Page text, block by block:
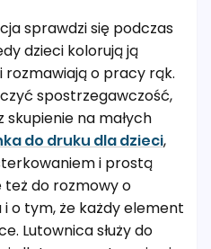
sprawdzi się podczas
dzieci kolorują ją
o pracy rąk.
spostrzegawczość,
skupienie na małych
do druku dla dzieci,
i prostą
też do rozmowy o
o tym, że każdy element
Lutownica służy do